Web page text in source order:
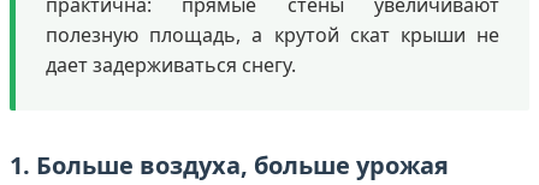
полезную площадь, а крутой скат крыши не
дает задерживаться снегу.
1. Больше воздуха, больше урожая